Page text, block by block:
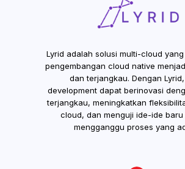
Lyrid adalah solusi multi-cloud
pengembangan cloud native
dan terjangkau. Dengan
development dapat berinovasi
terjangkau, meningkatkan
cloud, dan menguji ide-ide baru
mengganggu proses yang